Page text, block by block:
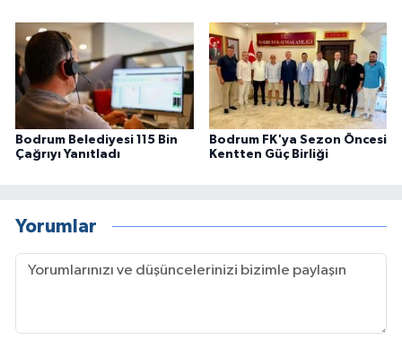
Bodrum Belediyesi 115 Bin
Çağrıyı Yanıtladı
Bodrum FK'ya Sezon Öncesi
Kentten Güç Birliği
Yorumlar